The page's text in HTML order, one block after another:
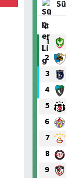
#
1
2
3
4
5
6
7
8
9